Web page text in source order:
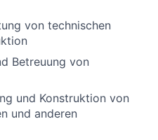
von technischen
Betreuung von
und Konstruktion von
und anderen